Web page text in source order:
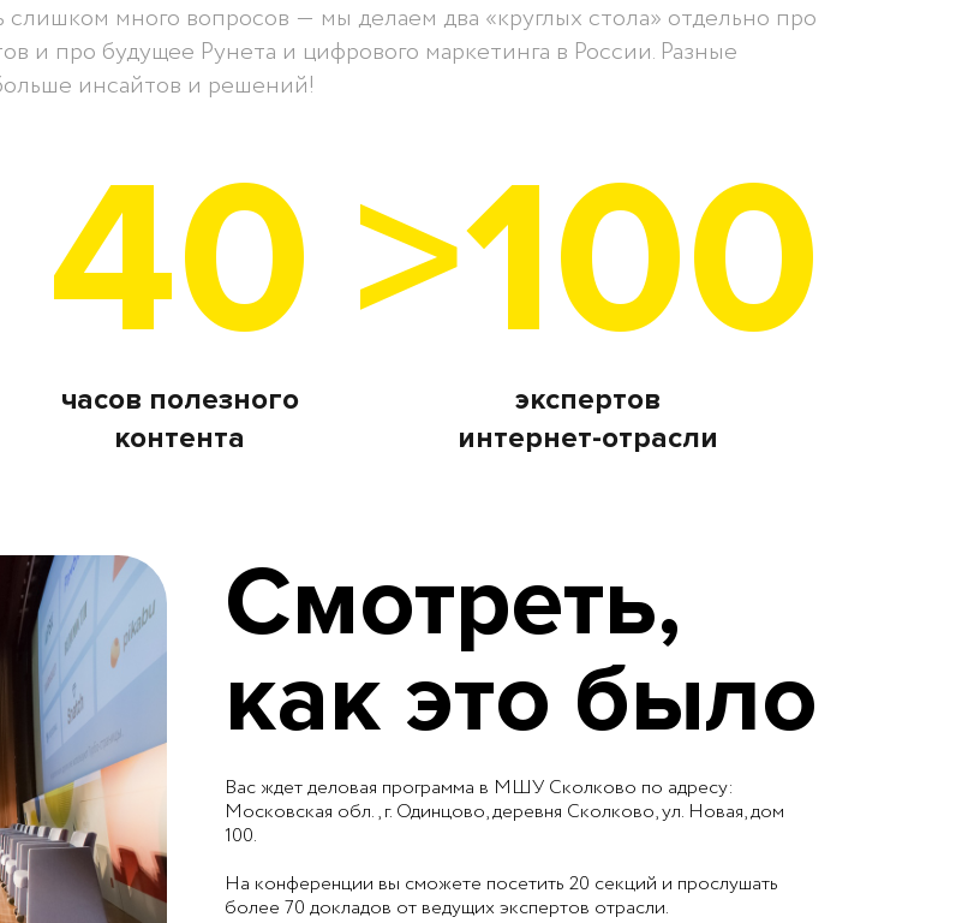
слишком много вопросов ― мы делаем два «круглых стола» отдельно про
и про будущее Рунета и цифрового маркетинга в России. Разные
инсайтов и решений!
40
часов полезного
контента
>100
экспертов
интернет-отрасли
Смотреть,
как это было
Вас ждет деловая программа в МШУ Сколково по адресу:
Московская обл., г. Одинцово, деревня Сколково, ул. Новая, дом
100.
На конференции вы сможете посетить 20 секций и прослушать
более 70 докладов от ведущих экспертов отрасли.